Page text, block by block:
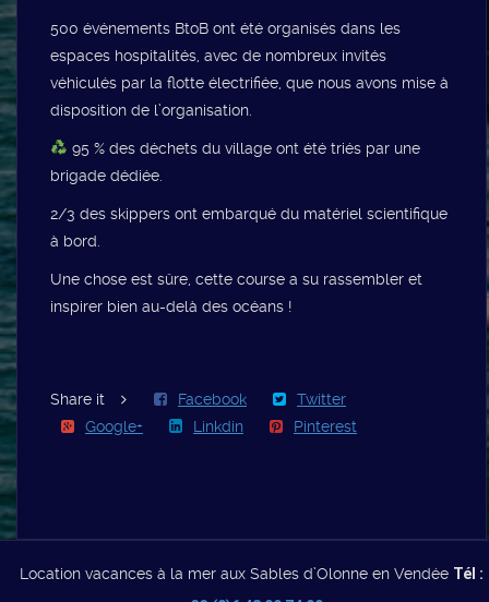
500 événements BtoB ont été organisés dans les
espaces hospitalités, avec de nombreux invités
véhiculés par la flotte électrifiée, que nous avons mise à
disposition de l’organisation.
95 % des déchets du village ont été triés par une
brigade dédiée.
2/3 des skippers ont embarqué du matériel scientifique
à bord.
Une chose est sûre, cette course a su rassembler et
inspirer bien au-delà des océans !
Share it Facebook
Twitter
Google+
Linkdin Pinterest
Location vacances à la mer aux Sables d’Olonne en Vendée Tél :